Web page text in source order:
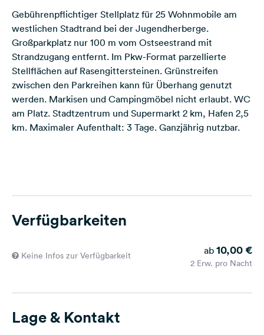
Instagram
Gebührenpflichtiger Stellplatz für 25 Wohnmobile am
westlichen Stadtrand bei der Jugendherberge.
Großparkplatz nur 100 m vom Ostseestrand mit
Strandzugang entfernt. Im Pkw-Format parzellierte
Stellflächen auf Rasengittersteinen. Grünstreifen
zwischen den Parkreihen kann für Überhang genutzt
werden. Markisen und Campingmöbel nicht erlaubt. WC
am Platz. Stadtzentrum und Supermarkt 2 km, Hafen 2,5
km. Maximaler Aufenthalt: 3 Tage. Ganzjährig nutzbar.
Verfügbarkeiten
Keine Infos zur Verfügbarkeit ab 10,00 €
2 Erw. pro Nacht
Lage & Kontakt